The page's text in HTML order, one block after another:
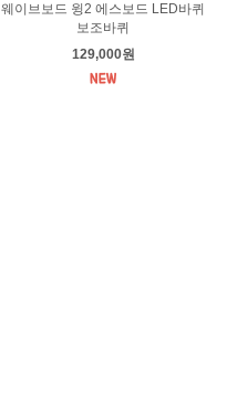
웨이브보드 윙2 에스보드 LED바퀴
보조바퀴
129,000원